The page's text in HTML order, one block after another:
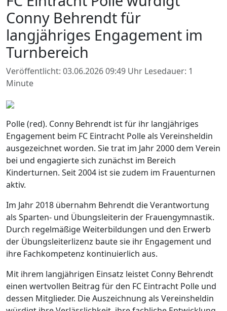
Conny Behrendt für
langjähriges Engagement im
Turnbereich
Veröffentlicht: 03.06.2026 09:49 Uhr Lesedauer: 1
Minute
Polle (red). Conny Behrendt ist für ihr langjähriges
Engagement beim FC Eintracht Polle als Vereinsheldin
ausgezeichnet worden. Sie trat im Jahr 2000 dem Verein
bei und engagierte sich zunächst im Bereich
Kinderturnen. Seit 2004 ist sie zudem im Frauenturnen
aktiv.
Im Jahr 2018 übernahm Behrendt die Verantwortung
als Sparten- und Übungsleiterin der Frauengymnastik.
Durch regelmäßige Weiterbildungen und den Erwerb
der Übungsleiterlizenz baute sie ihr Engagement und
ihre Fachkompetenz kontinuierlich aus.
Mit ihrem langjährigen Einsatz leistet Conny Behrendt
einen wertvollen Beitrag für den FC Eintracht Polle und
dessen Mitglieder. Die Auszeichnung als Vereinsheldin